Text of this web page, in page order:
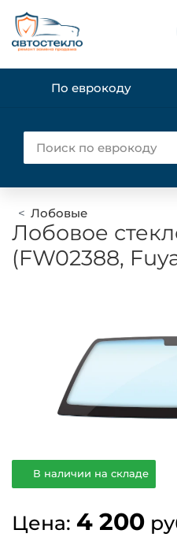
По еврокоду
Лобовые
Лобовое
(FW02388,
В наличии на складе
Цена: 4 200